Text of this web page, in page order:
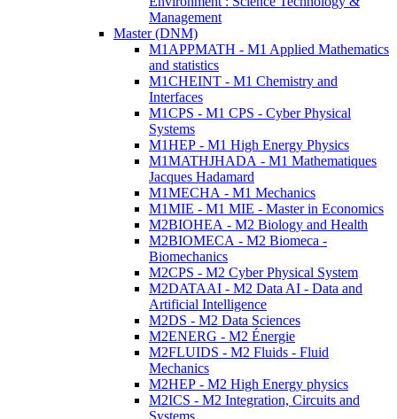
Management
Master (DNM)
M1APPMATH - M1 Applied Mathematics
and statistics
M1CHEINT - M1 Chemistry and
Interfaces
M1CPS - M1 CPS - Cyber Physical
Systems
M1HEP - M1 High Energy Physics
M1MATHJHADA - M1 Mathematiques
Jacques Hadamard
M1MECHA - M1 Mechanics
M1MIE - M1 MIE - Master in Economics
M2BIOHEA - M2 Biology and Health
M2BIOMECA - M2 Biomeca -
Biomechanics
M2CPS - M2 Cyber Physical System
M2DATAAI - M2 Data AI - Data and
Artificial Intelligence
M2DS - M2 Data Sciences
M2ENERG - M2 Énergie
M2FLUIDS - M2 Fluids - Fluid
Mechanics
M2HEP - M2 High Energy physics
M2ICS - M2 Integration, Circuits and
Systems